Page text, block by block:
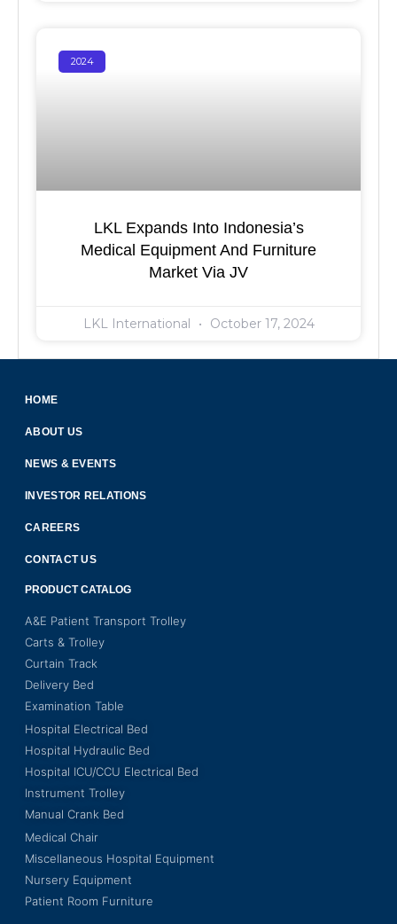
2024
LKL Expands Into Indonesia’s
Medical Equipment And Furniture
Market Via JV
LKL International October 17, 2024
HOME
ABOUT US
NEWS & EVENTS
INVESTOR RELATIONS
CAREERS
CONTACT US
PRODUCT CATALOG
A&E Patient Transport Trolley
Carts & Trolley
Curtain Track
Delivery Bed
Examination Table
Hospital Electrical Bed
Hospital Hydraulic Bed
Hospital ICU/CCU Electrical Bed
Instrument Trolley
Manual Crank Bed
Medical Chair
Miscellaneous Hospital Equipment
Nursery Equipment
Patient Room Furniture